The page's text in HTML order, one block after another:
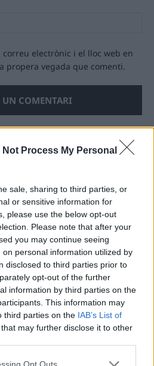
Not Process My Personal
sale, sharing to third parties, or
or sensitive information for
please use the below opt-out
Please note that after your
you may continue seeing
personal information utilized by
disclosed to third parties prior to
opt-out of the further
information by third parties on the
This information may
third parties on the IAB’s List of
that may further disclose it to other
Opt Outs
correu electrònic i el lloc web en
propera vegada que comenti.
de paper guanyen força
amb més modistes i gairebé
a concurs
de 2026
serà una oportunitat també
gaudir de les Festes Majors
juliol de 2026
lidera el cartell musical de les